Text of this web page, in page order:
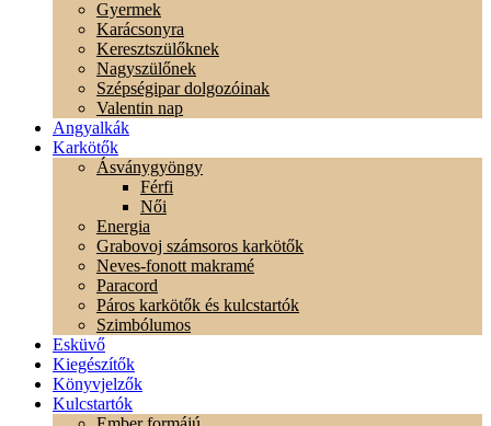
Gyermek
Karácsonyra
Keresztszülőknek
Nagyszülőnek
Szépségipar dolgozóinak
Valentin nap
Angyalkák
Karkötők
Ásványgyöngy
Férfi
Női
Energia
Grabovoj számsoros karkötők
Neves-fonott makramé
Paracord
Páros karkötők és kulcstartók
Szimbólumos
Esküvő
Kiegészítők
Könyvjelzők
Kulcstartók